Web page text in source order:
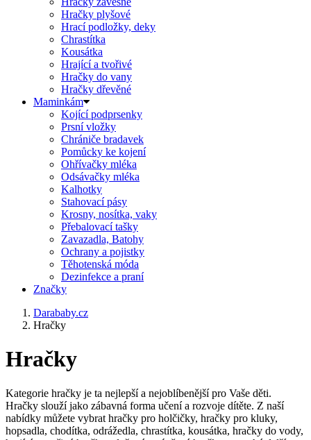
Hračky plyšové
Hrací podložky, deky
Chrastítka
Kousátka
Hrající a tvořivé
Hračky do vany
Hračky dřevěné
Maminkám
Kojící podprsenky
Prsní vložky
Chrániče bradavek
Pomůcky ke kojení
Ohřívačky mléka
Odsávačky mléka
Kalhotky
Stahovací pásy
Krosny, nosítka, vaky
Přebalovací tašky
Zavazadla, Batohy
Ochrany a pojistky
Těhotenská móda
Dezinfekce a praní
Značky
Darababy.cz
Hračky
Hračky
Kategorie hračky je ta nejlepší a nejoblíbenější pro Vaše děti.
Hračky slouží jako zábavná forma učení a rozvoje dítěte. Z naší
nabídky můžete vybrat hračky pro holčičky, hračky pro kluky,
hopsadla, chodítka, odrážedla, chrastítka, kousátka, hračky do vody,